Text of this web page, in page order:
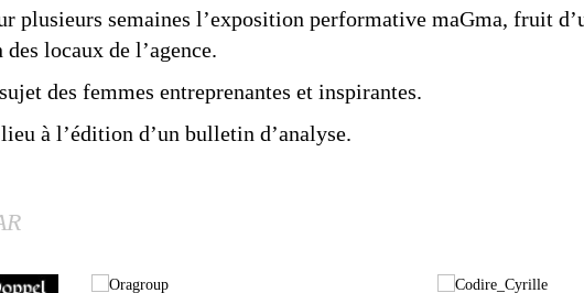
plusieurs semaines l’exposition performative maGma, fruit
locaux de l’agence.
des femmes entreprenantes et inspirantes.
à l’édition d’un bulletin d’analyse.